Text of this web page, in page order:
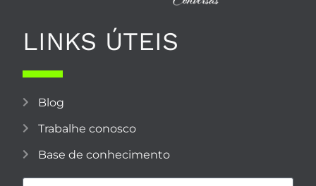
LINKS ÚTEIS
Blog
Trabalhe conosco
Base de conhecimento